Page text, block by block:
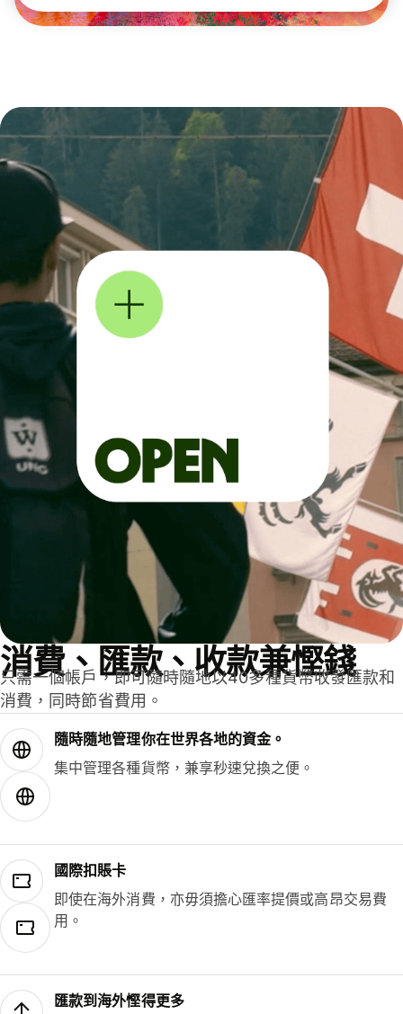
消費、匯款、收款兼慳錢
只需一個帳戶，即可隨時隨地以40多種貨幣收發匯款和
消費，同時節省費用。
隨時隨地管理你在世界各地的資金。
集中管理各種貨幣，兼享秒速兌換之便。
國際扣賬卡
即使在海外消費，亦毋須擔心匯率提價或高昂交易費
用。
匯款到海外慳得更多